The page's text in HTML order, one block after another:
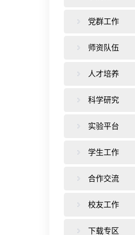
党群工作
师资队伍
人才培养
科学研究
实验平台
学生工作
合作交流
校友工作
下载专区